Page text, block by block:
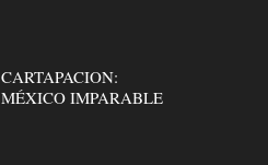
CARTAPACION:
MÉXICO IMPARABLE